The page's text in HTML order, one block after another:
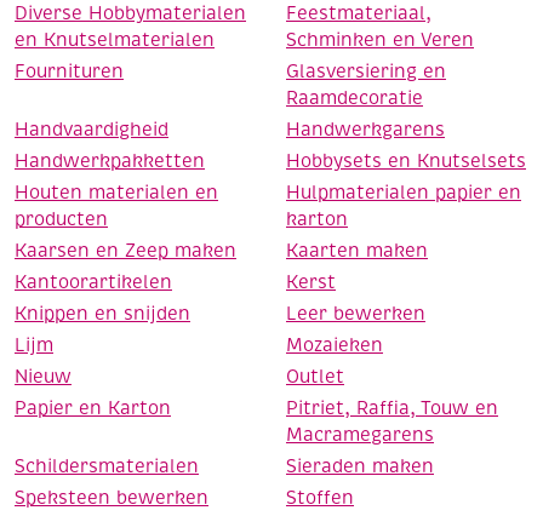
Diverse Hobbymaterialen
en Knutselmaterialen
Feestmateriaal,
Schminken en Veren
Fournituren
Glasversiering en
Raamdecoratie
Handvaardigheid
Handwerkgarens
Handwerkpakketten
Hobbysets en Knutselsets
Houten materialen en
producten
Hulpmaterialen papier en
karton
Kaarsen en Zeep maken
Kaarten maken
Kantoorartikelen
Kerst
Knippen en snijden
Leer bewerken
Lijm
Mozaieken
Nieuw
Outlet
Papier en Karton
Pitriet, Raffia, Touw en
Macramegarens
Schildersmaterialen
Sieraden maken
Speksteen bewerken
Stoffen